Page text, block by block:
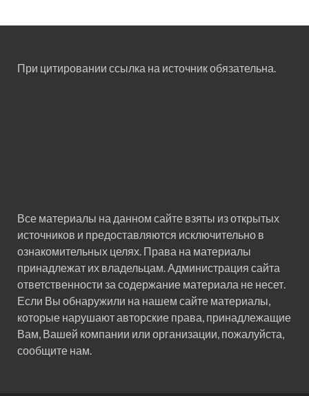
При цитировании ссылка на источник обязательна.
Все материалы на данном сайте взяты из открытых
источников и предоставляются исключительно в
ознакомительных целях. Права на материалы
принадлежат их владельцам. Администрация сайта
ответственности за содержание материала не несет.
Если Вы обнаружили на нашем сайте материалы,
которые нарушают авторские права, принадлежащие
Вам, Вашей компании или организации, пожалуйста,
сообщите нам.